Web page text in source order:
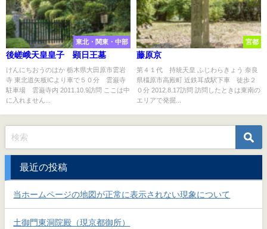
東北・関東・中部
後嵯峨天皇皇子 顕日王墓
けんにちおうのはか 栃木県大田原市雲岩
寺 東北道矢板ICより車で５０分 雲巌寺
駐車場 雲巌寺内 2011.10.9訪問 ここは中
に入れません...
宮都
藤原京
第４１代 持統天皇 ふじわらきょう 奈良
県橿原市高殿町 近鉄耳成駅下車 徒歩２
０分 2012.8.17訪問 訪問したときは東南の
エリアで発掘...
最近の投稿
当ホームページの地図が正常に表示されない現象について
土御門東洞院殿（現京都御所）